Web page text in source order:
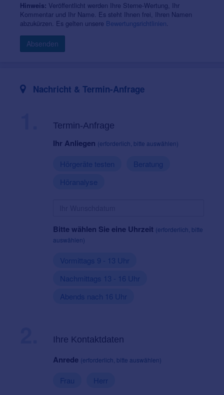
Hinweis: Veröffentlicht werden Ihre Sterne-Wertung, Ihr
Kommentar und Ihr Name. Es steht Ihnen frei, Ihren Namen
abzukürzen. Es gelten unsere Bewertungsrichtlinien.
Absenden
Nachricht & Termin-Anfrage
Termin-Anfrage
Ihr Anliegen (erforderlich, bitte auswählen)
Hörgeräte testen
Beratung
Höranalyse
Bitte wählen Sie eine Uhrzeit (erforderlich, bitte
auswählen)
Vormittags 9 - 13 Uhr
Nachmittags 13 - 16 Uhr
Abends nach 16 Uhr
Ihre Kontaktdaten
Anrede (erforderlich, bitte auswählen)
Frau Herr